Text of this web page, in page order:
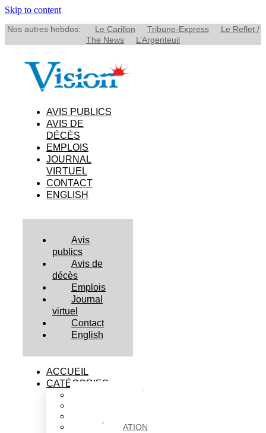
Skip to content
Nos autres hebdos: Le Carillon Tribune-Express
Le Reflet /
The News
L’Argenteuil
AVIS PUBLICS
AVIS DE
DÉCÈS
EMPLOIS
JOURNAL
VIRTUEL
CONTACT
ENGLISH
Avis
publics
Avis de
décès
Emplois
Journal
virtuel
Contact
English
ACCUEIL
CATÉGORIES
ÉDUCATION